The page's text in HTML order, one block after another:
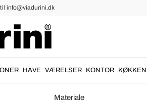
info@viadurini.dk
HAVE VÆRELSER KONTOR KØKKEN
Design - Unikt Stykke
Materiale